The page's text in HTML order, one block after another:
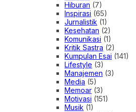
Hiburan (7)
Inspirasi (65)
Jurnalistik (1)
Kesehatan (2)
Komunikasi (1)
Kritik Sastra (2)
Kumpulan Esai (141)
Lifestyle (3)
Manajemen (3)
Media (5)
Memoar (3)
Motivasi (151)
Musik (1)